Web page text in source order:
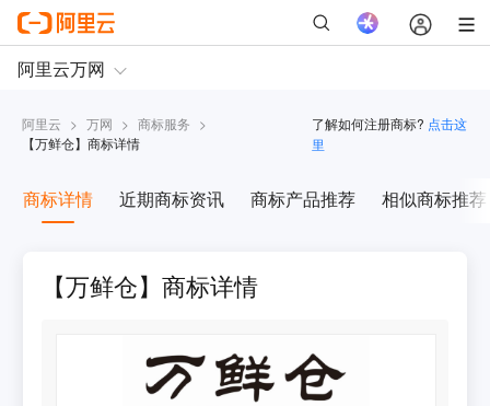
阿里云 > 万网 > 商标服务 >
【万鲜仓】商标详情
了解如何注册商标? 点击这
里
商标详情 近期商标资讯 商标产品推荐 相似商标推荐
【万鲜仓】商标详情